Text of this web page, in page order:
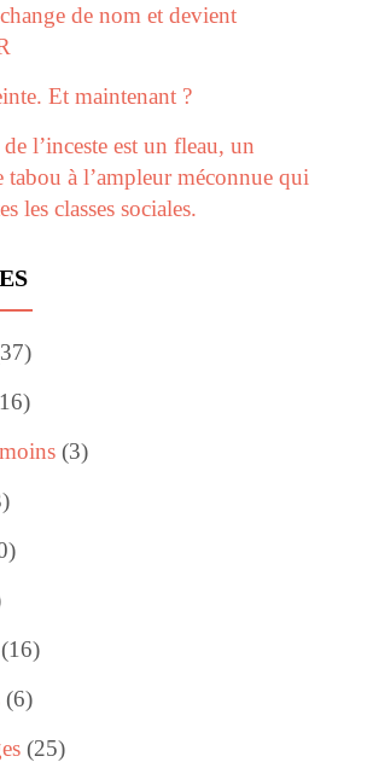
de nom et devient
Et maintenant ?
l’inceste est un fleau, un
tabou à l’ampleur méconnue qui
les classes sociales.
(3)
(6)
(25)